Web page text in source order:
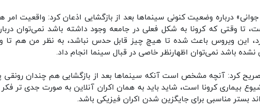
جوانی» درباره وضعیت کنونی سینماها بعد از بازگشایی اذعان کرد: واقعیت
تا وقتی که کرونا به شکل فعلی در جامعه وجود داشته باشد نمی‌توان
این ویروس باعث شده تا هیچ چیز قابل حدس نباشد، به نظر من هم تا
باشد نمی‌توان اظهارنظر خاصی در قبال سینما انجام داد.
کرد: آنچه مشخص است آنکه سینماها بعد از بازگشایی هم چندان رونقی
بیماری کرونا است، شاید باید به همان اکران آنلاین به صورت جدی تر فکر
بستر مناسبی برای جایگزین شدن اکران فیزیکی باشد.